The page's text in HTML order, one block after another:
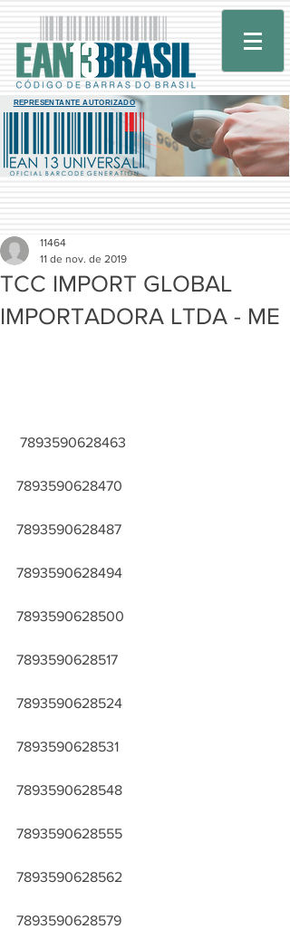
REPRESENTANTE AUTORIZADO
TCC IMPORT GLOBAL
IMPORTADORA LTDA - ME
11464
11 de nov. de 2019
7893590628463
7893590628470
7893590628487
7893590628494
7893590628500
7893590628517
7893590628524
7893590628531
7893590628548
7893590628555
7893590628562
7893590628579